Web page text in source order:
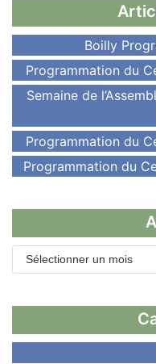
Boilly
Programmation du
Semaine de
Programmation du
Programmation du